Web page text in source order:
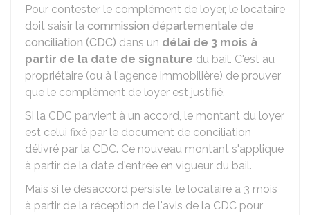
Pour contester le complément de loyer, le locataire
doit saisir la commission départementale de
conciliation (CDC) dans un délai de 3 mois à
partir de la date de signature du bail. C'est au
propriétaire (ou à l'agence immobilière) de prouver
que le complément de loyer est justifié.
Si la CDC parvient à un accord, le montant du loyer
est celui fixé par le document de conciliation
délivré par la CDC. Ce nouveau montant s'applique
à partir de la date d'entrée en vigueur du bail.
Mais si le désaccord persiste, le locataire a 3 mois
à partir de la réception de l'avis de la CDC pour